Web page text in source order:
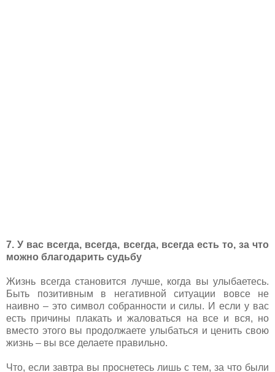
7. У вас всегда, всегда, всегда, всегда есть то, за что
можно благодарить судьбу
Жизнь всегда становится лучше, когда вы улыбаетесь.
Быть позитивным в негативной ситуации вовсе не
наивно – это символ собранности и силы. И если у вас
есть причины плакать и жаловаться на все и вся, но
вместо этого вы продолжаете улыбаться и ценить свою
жизнь – вы все делаете правильно.
Что, если завтра вы проснетесь лишь с тем, за что были